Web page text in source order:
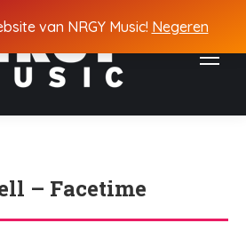
van NRGY Music! Negeren
– Facetime
Je bent hier: